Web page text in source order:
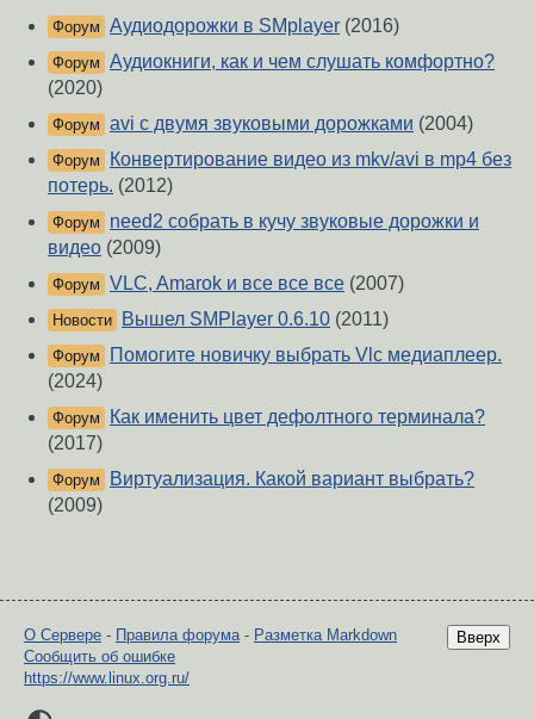
Форум Аудиодорожки в SMplayer (2016)
Форум Аудиокниги, как и чем слушать комфортно?
(2020)
Форум avi с двумя звуковыми дорожками (2004)
Форум
Конвертирование видео из mkv/avi в mp4 без
потерь. (2012)
Форум
need2 собрать в кучу звуковые дорожки и
видео (2009)
Форум VLC, Amarok и все все все (2007)
Новости Вышел SMPlayer 0.6.10 (2011)
Форум
Помогите новичку выбрать Vlc медиаплеер.
(2024)
Форум
Как именить цвет дефолтного терминала?
(2017)
Форум
Виртуализация. Какой вариант выбрать?
(2009)
Вверх
О Сервере - Правила форума- Разметка Markdown
Сообщить об ошибке
https://www.linux.org.ru/